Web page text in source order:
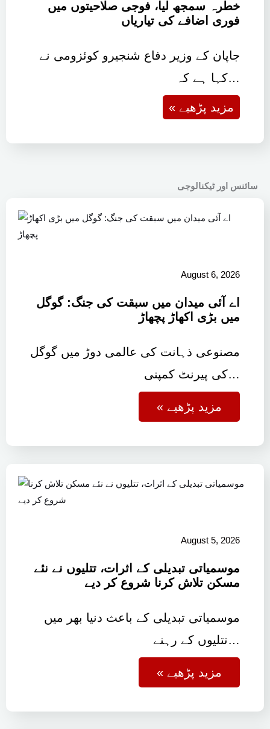
خطرہ سمجھ لیا، فوجی صلاحیتوں میں
فوری اضافے کی تیاریاں
جاپان کے وزیر دفاع شنجیرو کوئزومی نے
کہا ہے کہ…
« مزید پڑھیے
سائنس اور ٹیکنالوجی
August 6, 2026
اے آئی میدان میں سبقت کی جنگ: گوگل
میں بڑی اکھاڑ پچھاڑ
مصنوعی ذہانت کی عالمی دوڑ میں گوگل
کی پیرنٹ کمپنی…
« مزید پڑھیے
August 5, 2026
موسمیاتی تبدیلی کے اثرات، تتلیوں نے نئے
مسکن تلاش کرنا شروع کر دیے
موسمیاتی تبدیلی کے باعث دنیا بھر میں
تتلیوں کے رہنے…
« مزید پڑھیے